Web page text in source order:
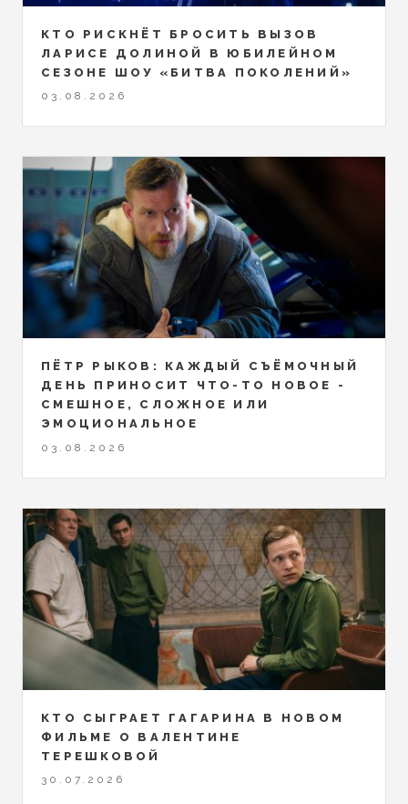
КТО РИСКНЁТ БРОСИТЬ ВЫЗОВ
ЛАРИСЕ ДОЛИНОЙ В ЮБИЛЕЙНОМ
СЕЗОНЕ ШОУ «БИТВА ПОКОЛЕНИЙ»
03.08.2026
ПЁТР РЫКОВ: КАЖДЫЙ СЪЁМОЧНЫЙ
ДЕНЬ ПРИНОСИТ ЧТО-ТО НОВОЕ -
СМЕШНОЕ, СЛОЖНОЕ ИЛИ
ЭМОЦИОНАЛЬНОЕ
03.08.2026
КТО СЫГРАЕТ ГАГАРИНА В НОВОМ
ФИЛЬМЕ О ВАЛЕНТИНЕ
ТЕРЕШКОВОЙ
30.07.2026